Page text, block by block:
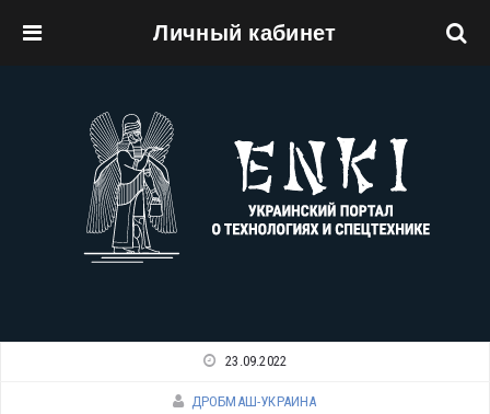
Личный кабинет
23.09.2022
ДРОБМАШ-УКРАИНА